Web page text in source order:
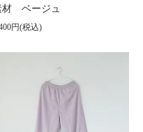
材 ベージュ
円(税込)